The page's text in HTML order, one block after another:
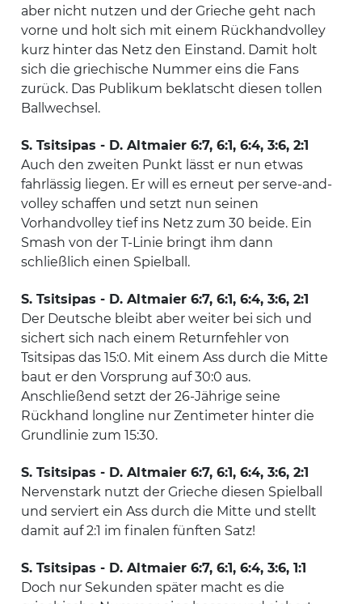
aber nicht nutzen und der Grieche geht nach
vorne und holt sich mit einem Rückhandvolley
kurz hinter das Netz den Einstand. Damit holt
sich die griechische Nummer eins die Fans
zurück. Das Publikum beklatscht diesen tollen
Ballwechsel.
S. Tsitsipas - D. Altmaier 6:7, 6:1, 6:4, 3:6, 2:1
Auch den zweiten Punkt lässt er nun etwas
fahrlässig liegen. Er will es erneut per serve-and-
volley schaffen und setzt nun seinen
Vorhandvolley tief ins Netz zum 30 beide. Ein
Smash von der T-Linie bringt ihm dann
schließlich einen Spielball.
S. Tsitsipas - D. Altmaier 6:7, 6:1, 6:4, 3:6, 2:1
Der Deutsche bleibt aber weiter bei sich und
sichert sich nach einem Returnfehler von
Tsitsipas das 15:0. Mit einem Ass durch die Mitte
baut er den Vorsprung auf 30:0 aus.
Anschließend setzt der 26-Jährige seine
Rückhand longline nur Zentimeter hinter die
Grundlinie zum 15:30.
S. Tsitsipas - D. Altmaier 6:7, 6:1, 6:4, 3:6, 2:1
Nervenstark nutzt der Grieche diesen Spielball
und serviert ein Ass durch die Mitte und stellt
damit auf 2:1 im finalen fünften Satz!
S. Tsitsipas - D. Altmaier 6:7, 6:1, 6:4, 3:6, 1:1
Doch nur Sekunden später macht es die